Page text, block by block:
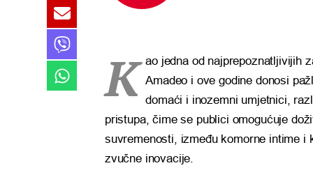
K ao jedna od najprepoznatljivijih
Amadeo i ove godine donosi
domaći i inozemni umjetnici,
pristupa, čime se publici omogućuje
suvremenosti, između komorne intime
zvučne inovacije.